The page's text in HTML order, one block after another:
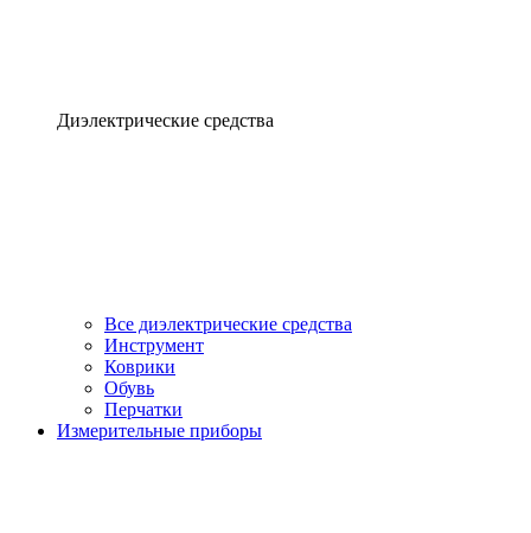
Диэлектрические средства
Все диэлектрические средства
Инструмент
Коврики
Обувь
Перчатки
Измерительные приборы